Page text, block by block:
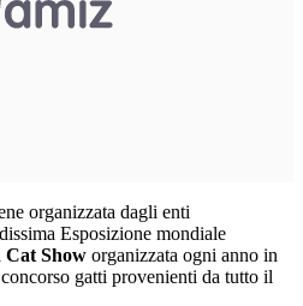
organizzata dagli enti
Esposizione mondiale
Cat Show organizzata ogni anno in
gatti provenienti da tutto il